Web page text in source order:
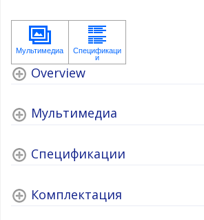
Overview
Мультимедиа
Спецификации
Комплектация